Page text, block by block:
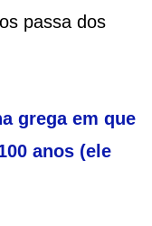
passa dos
grega em que
anos (ele